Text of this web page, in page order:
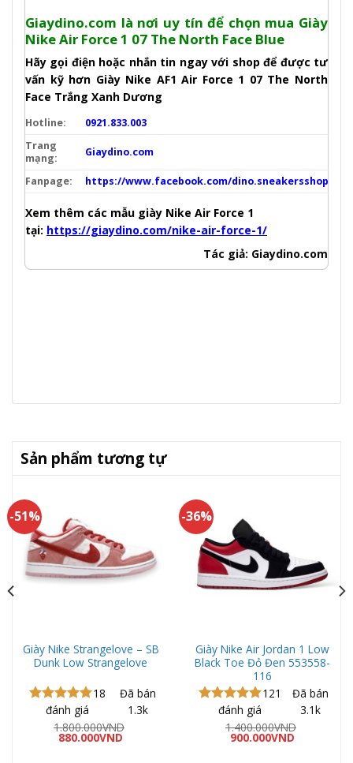
Giaydino.com là nơi uy tín để chọn mua Giày
Nike Air Force 1 07 The North Face Blue
Hãy gọi điện hoặc nhắn tin ngay với shop để được tư
vấn kỹ hơn Giày Nike AF1 Air Force 1 07 The North
Face Trắng Xanh Dương
Hotline:
0921.833.003
Trang
mạng:
Giaydino.com
Fanpage: https://www.facebook.com/dino.sneakersshop
Xem thêm các mẫu giày Nike Air Force 1
tại: https://giaydino.com/nike-air-force-1/
Tác giả: Giaydino.com
Sản phẩm tương tự
-51%
Giày Nike Strangelove – SB
Dunk Low Strangelove
Được xếp
hạng 5.00
18
đánh giá
Đã bán
1.3k
1.800.000VND
Giá
gốc
880.000VND
-36%
Giày Nike Air Jordan 1 Low
Black Toe Đỏ Đen 553558-
116
Được xếp
hạng 5.00
121
đánh giá
Đã bán
3.1k
1.400.000VND
Giá
gốc
900.000VND